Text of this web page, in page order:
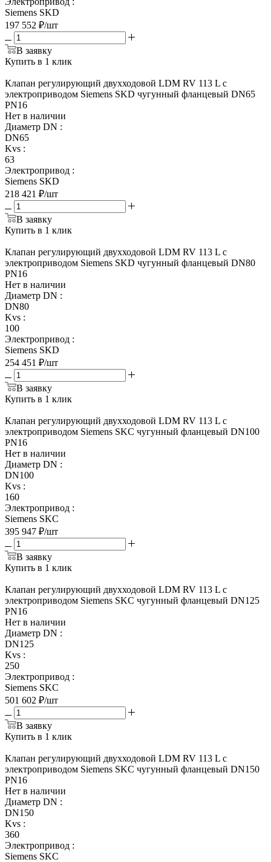
Siemens SKD
197 552 ₽/шт
В заявку
Купить в 1 клик
Клапан регулирующий двухходовой LDM RV 113 L с
электроприводом Siemens SKD чугунный фланцевый DN65
PN16
Нет в наличии
Диаметр DN :
DN65
Kvs :
63
Электропривод :
Siemens SKD
218 421 ₽/шт
В заявку
Купить в 1 клик
Клапан регулирующий двухходовой LDM RV 113 L с
электроприводом Siemens SKD чугунный фланцевый DN80
PN16
Нет в наличии
Диаметр DN :
DN80
Kvs :
100
Электропривод :
Siemens SKD
254 451 ₽/шт
В заявку
Купить в 1 клик
Клапан регулирующий двухходовой LDM RV 113 L с
электроприводом Siemens SKC чугунный фланцевый DN100
PN16
Нет в наличии
Диаметр DN :
DN100
Kvs :
160
Электропривод :
Siemens SKC
395 947 ₽/шт
В заявку
Купить в 1 клик
Клапан регулирующий двухходовой LDM RV 113 L с
электроприводом Siemens SKC чугунный фланцевый DN125
PN16
Нет в наличии
Диаметр DN :
DN125
Kvs :
250
Электропривод :
Siemens SKC
501 602 ₽/шт
В заявку
Купить в 1 клик
Клапан регулирующий двухходовой LDM RV 113 L с
электроприводом Siemens SKC чугунный фланцевый DN150
PN16
Нет в наличии
Диаметр DN :
DN150
Kvs :
360
Электропривод :
Siemens SKC